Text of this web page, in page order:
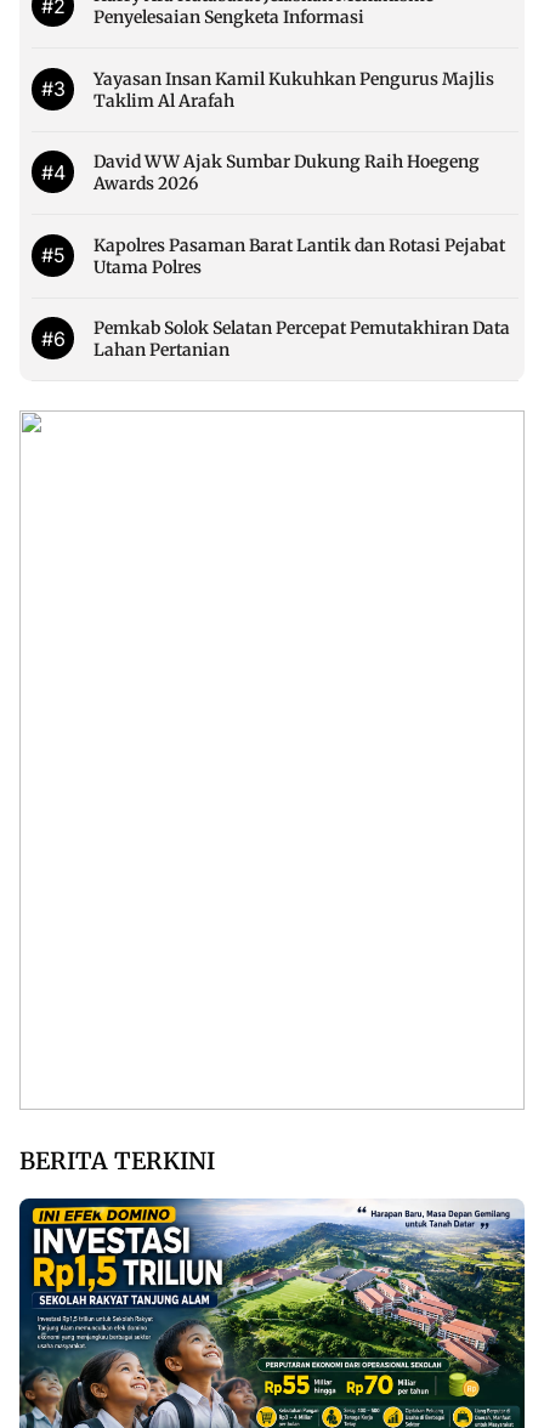
#2
Penyelesaian Sengketa Informasi
#3
Yayasan Insan Kamil Kukuhkan Pengurus Majlis
Taklim Al Arafah
#4
David WW Ajak Sumbar Dukung Raih Hoegeng
Awards 2026
#5
Kapolres Pasaman Barat Lantik dan Rotasi Pejabat
Utama Polres
#6
Pemkab Solok Selatan Percepat Pemutakhiran Data
Lahan Pertanian
BERITA TERKINI